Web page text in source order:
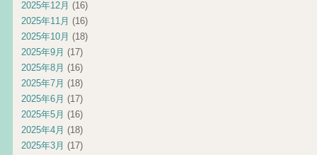
2025年12月 (16)
2025年11月 (16)
2025年10月 (18)
2025年9月 (17)
2025年8月 (16)
2025年7月 (18)
2025年6月 (17)
2025年5月 (16)
2025年4月 (18)
2025年3月 (17)